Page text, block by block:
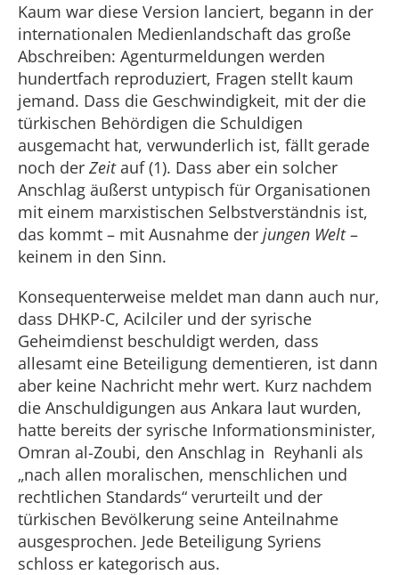
Kaum war diese Version lanciert, begann in der
internationalen Medienlandschaft das große
Abschreiben: Agenturmeldungen werden
hundertfach reproduziert, Fragen stellt kaum
jemand. Dass die Geschwindigkeit, mit der die
türkischen Behördigen die Schuldigen
ausgemacht hat, verwunderlich ist, fällt gerade
noch der Zeitauf (1). Dass aber ein solcher
Anschlag äußerst untypisch für Organisationen
mit einem marxistischen Selbstverständnis ist,
das kommt – mit Ausnahme der jungen Welt–
keinem in den Sinn.
Konsequenterweise meldet man dann auch nur,
dass DHKP-C, Acilciler und der syrische
Geheimdienst beschuldigt werden, dass
allesamt eine Beteiligung dementieren, ist dann
aber keine Nachricht mehr wert. Kurz nachdem
die Anschuldigungen aus Ankara laut wurden,
hatte bereits der syrische Informationsminister,
Omran al-Zoubi, den Anschlag in Reyhanli als
„nach allen moralischen, menschlichen und
rechtlichen Standards“ verurteilt und der
türkischen Bevölkerung seine Anteilnahme
ausgesprochen. Jede Beteiligung Syriens
schloss er kategorisch aus.